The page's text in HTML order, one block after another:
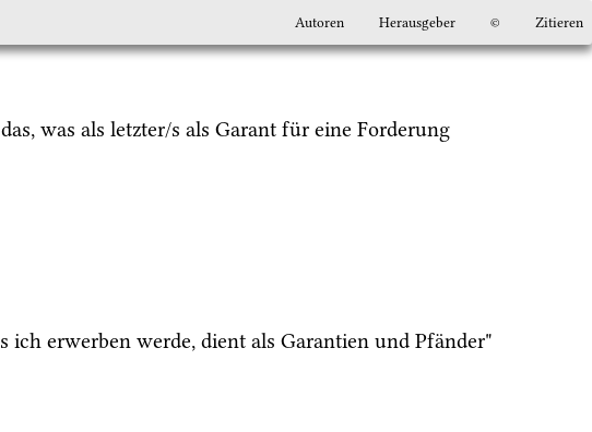
Autoren Herausgeber © Zitieren
das, was als letzter/s als Garant für eine Forderung